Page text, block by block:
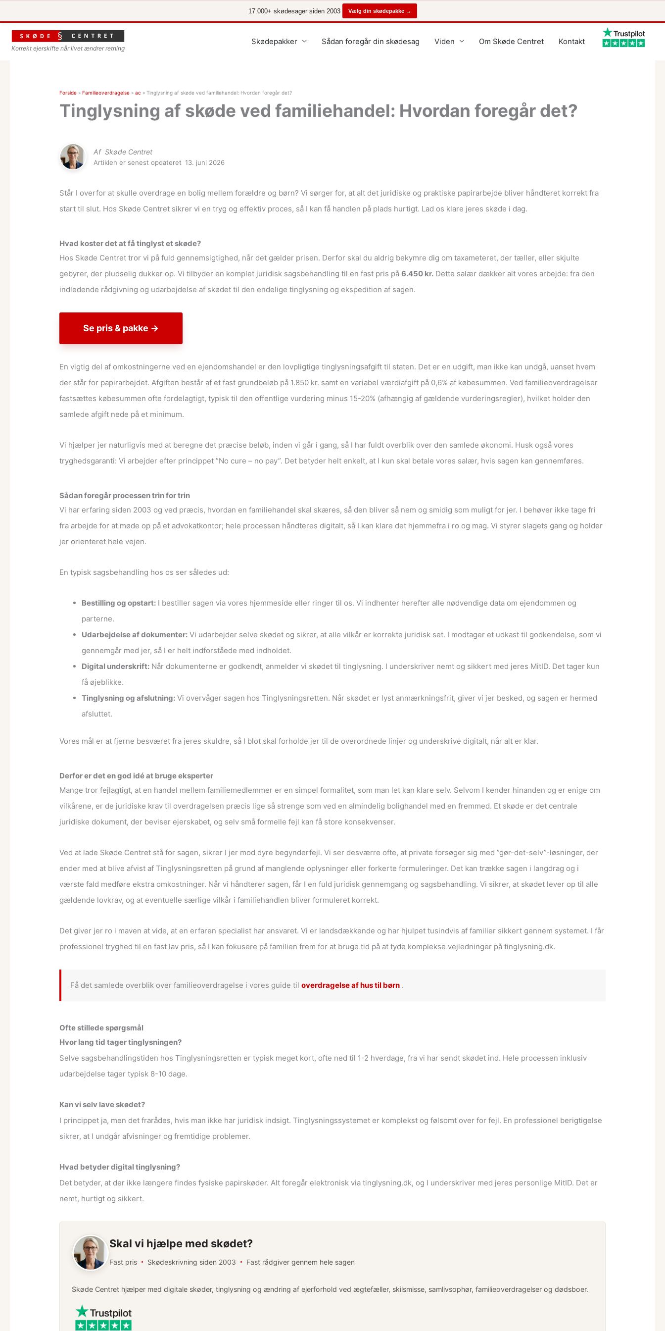
17.000+ skødesager siden 2003 Vælg din skødepakke →
Korrekt ejerskifte når livet ændrer retning
Skødepakker Sådan foregår din skødesag Viden Om Skøde Centret Kontakt
Forside »Familieoverdragelse »ac »Tinglysning af skøde ved familiehandel: Hvordan foregår det?
Tinglysning af skøde ved familiehandel: Hvordan foregår det?
Af Skøde Centret
Artiklen er senest opdateret 13. juni 2026
Står I overfor at skulle overdrage en bolig mellem forældre og børn? Vi sørger for, at alt det juridiske og praktiske papirarbejde bliver håndteret korrekt fra
start til slut. Hos Skøde Centret sikrer vi en tryg og effektiv proces, så I kan få handlen på plads hurtigt. Lad os klare jeres skøde i dag.
Hvad koster det at få tinglyst et skøde?
Hos Skøde Centret tror vi på fuld gennemsigtighed, når det gælder prisen. Derfor skal du aldrig bekymre dig om taxameteret, der tæller, eller skjulte
gebyrer, der pludselig dukker op. Vi tilbyder en komplet juridisk sagsbehandling til en fast pris på6.450 kr. Dette salær dækker alt vores arbejde: fra den
indledende rådgivning og udarbejdelse af skødet til den endelige tinglysning og ekspedition af sagen.
Se pris & pakke →
En vigtig del af omkostningerne ved en ejendomshandel er den lovpligtige tinglysningsafgift til staten. Det er en udgift, man ikke kan undgå, uanset hvem
der står for papirarbejdet. Afgiften består af et fast grundbeløb på 1.850 kr. samt en variabel værdiafgift på 0,6% af købesummen. Ved familieoverdragelser
fastsættes købesummen ofte fordelagtigt, typisk til den offentlige vurdering minus 15-20% (afhængig af gældende vurderingsregler), hvilket holder den
samlede afgift nede på et minimum.
Vi hjælper jer naturligvis med at beregne det præcise beløb, inden vi går i gang, så I har fuldt overblik over den samlede økonomi. Husk også vores
tryghedsgaranti: Vi arbejder efter princippet ”No cure – no pay”. Det betyder helt enkelt, at I kun skal betale vores salær, hvis sagen kan gennemføres.
Sådan foregår processen trin for trin
Vi har erfaring siden 2003 og ved præcis, hvordan en familiehandel skal skæres, så den bliver så nem og smidig som muligt for jer. I behøver ikke tage fri
fra arbejde for at møde op på et advokatkontor; hele processen håndteres digitalt, så I kan klare det hjemmefra i ro og mag. Vi styrer slagets gang og holder
jer orienteret hele vejen.
En typisk sagsbehandling hos os ser således ud:
Bestilling og opstart: I bestiller sagen via vores hjemmeside eller ringer til os. Vi indhenter herefter alle nødvendige data om ejendommen og
parterne.
Udarbejdelse af dokumenter: Vi udarbejder selve skødet og sikrer, at alle vilkår er korrekte juridisk set. I modtager et udkast til godkendelse, som vi
gennemgår med jer, så I er helt indforståede med indholdet.
Digital underskrift: Når dokumenterne er godkendt, anmelder vi skødet til tinglysning. I underskriver nemt og sikkert med jeres MitID. Det tager kun
få øjeblikke.
Tinglysning og afslutning: Vi overvåger sagen hos Tinglysningsretten. Når skødet er lyst anmærkningsfrit, giver vi jer besked, og sagen er hermed
afsluttet.
Vores mål er at fjerne besværet fra jeres skuldre, så I blot skal forholde jer til de overordnede linjer og underskrive digitalt, når alt er klar.
Derfor er det en god idé at bruge eksperter
Mange tror fejlagtigt, at en handel mellem familiemedlemmer er en simpel formalitet, som man let kan klare selv. Selvom I kender hinanden og er enige om
vilkårene, er de juridiske krav til overdragelsen præcis lige så strenge som ved en almindelig bolighandel med en fremmed. Et skøde er det centrale
juridiske dokument, der beviser ejerskabet, og selv små formelle fejl kan få store konsekvenser.
Ved at lade Skøde Centret stå for sagen, sikrer I jer mod dyre begynderfejl. Vi ser desværre ofte, at private forsøger sig med ”gør-det-selv”-løsninger, der
ender med at blive afvist af Tinglysningsretten på grund af manglende oplysninger eller forkerte formuleringer. Det kan trække sagen i langdrag og i
værste fald medføre ekstra omkostninger. Når vi håndterer sagen, får I en fuld juridisk gennemgang og sagsbehandling. Vi sikrer, at skødet lever op til alle
gældende lovkrav, og at eventuelle særlige vilkår i familiehandlen bliver formuleret korrekt.
Det giver jer ro i maven at vide, at en erfaren specialist har ansvaret. Vi er landsdækkende og har hjulpet tusindvis af familier sikkert gennem systemet. I får
professionel tryghed til en fast lav pris, så I kan fokusere på familien frem for at bruge tid på at tyde komplekse vejledninger på tinglysning.dk.
Få det samlede overblik over familieoverdragelse i vores guide tiloverdragelse af hus til børn .
Ofte stillede spørgsmål
Hvor lang tid tager tinglysningen?
Selve sagsbehandlingstiden hos Tinglysningsretten er typisk meget kort, ofte ned til 1-2 hverdage, fra vi har sendt skødet ind. Hele processen inklusiv
udarbejdelse tager typisk 8-10 dage.
Kan vi selv lave skødet?
I princippet ja, men det frarådes, hvis man ikke har juridisk indsigt. Tinglysningssystemet er komplekst og følsomt over for fejl. En professionel berigtigelse
sikrer, at I undgår afvisninger og fremtidige problemer.
Hvad betyder digital tinglysning?
Det betyder, at der ikke længere findes fysiske papirskøder. Alt foregår elektronisk via tinglysning.dk, og I underskriver med jeres personlige MitID. Det er
nemt, hurtigt og sikkert.
Skal vi hjælpe med skødet?
Fast pris Skødeskrivning siden 2003 Fast rådgiver gennem hele sagen
Skøde Centret hjælper med digitale skøder, tinglysning og ændring af ejerforhold ved ægtefæller, skilsmisse, samlivsophør, familieoverdragelser og dødsboer.